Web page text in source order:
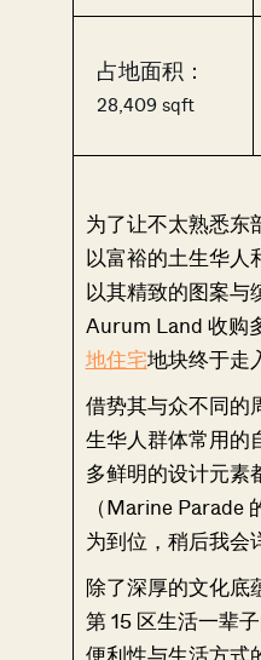
占地面积：
28,409 sqft
为了让不太熟悉东
以富裕的土生华人
以其精致的图案与
Aurum Land 收购
地住宅地块终于走
借势其与众不同的
生华人群体常用的
多鲜明的设计元素
（Marine
为到位，稍后我会
除了深厚的文化底
第 15 区生活一辈